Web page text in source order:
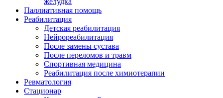
Паллиативная помощь
Реабилитация
Детская реабилитация
Нейрореабилитация
После замены сустава
После переломов и травм
Спортивная медицина
Реабилитация после химиотерапии
Ревматология
Стационар